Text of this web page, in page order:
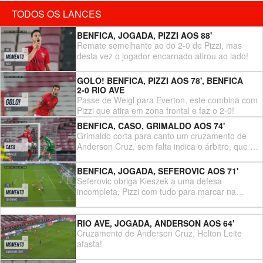
espera para ouvir o VAR e acabou por confirmar
o golo, o suíço estava em jogo.
TODOS OS LANCES
BENFICA, JOGADA, PIZZI AOS 88'
Remate semelhante ao do 2-0 de Pizzi, mas
desta vez o jogador encarnado atirou ao lado!
GOLO! BENFICA, PIZZI AOS 78', BENFICA
2-0 RIO AVE
Passe de Weigl para Everton, este combina com
Pizzi que atira em zona frontal e faz o 2-0!
BENFICA, CASO, GRIMALDO AOS 74'
Grimaldo corta para canto um cruzamento de
Anderson Cruz, sem falta indica o árbitro, que dá
BENFICA, JOGADA, SEFEROVIC AOS 71'
Seferovic obriga Kieszek a uma defesa
incompleta, Pizzi com tudo para marcar na
cima!
RIO AVE, JOGADA, ANDERSON AOS 64'
Cruzamento de Anderson Cruz, Helton Leite
afasta!